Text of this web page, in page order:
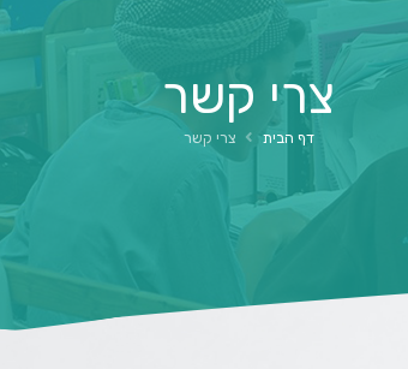
צרי קשר
דף הבית צרי קשר